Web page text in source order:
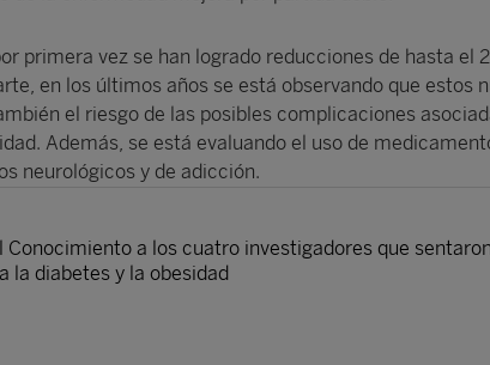
primera vez se han logrado reducciones de hasta el
en los últimos años se está observando que estos
el riesgo de las posibles complicaciones
Además, se está evaluando el uso de
neurológicos y de adicción.
Conocimiento a los cuatro investigadores que
la diabetes y la obesidad